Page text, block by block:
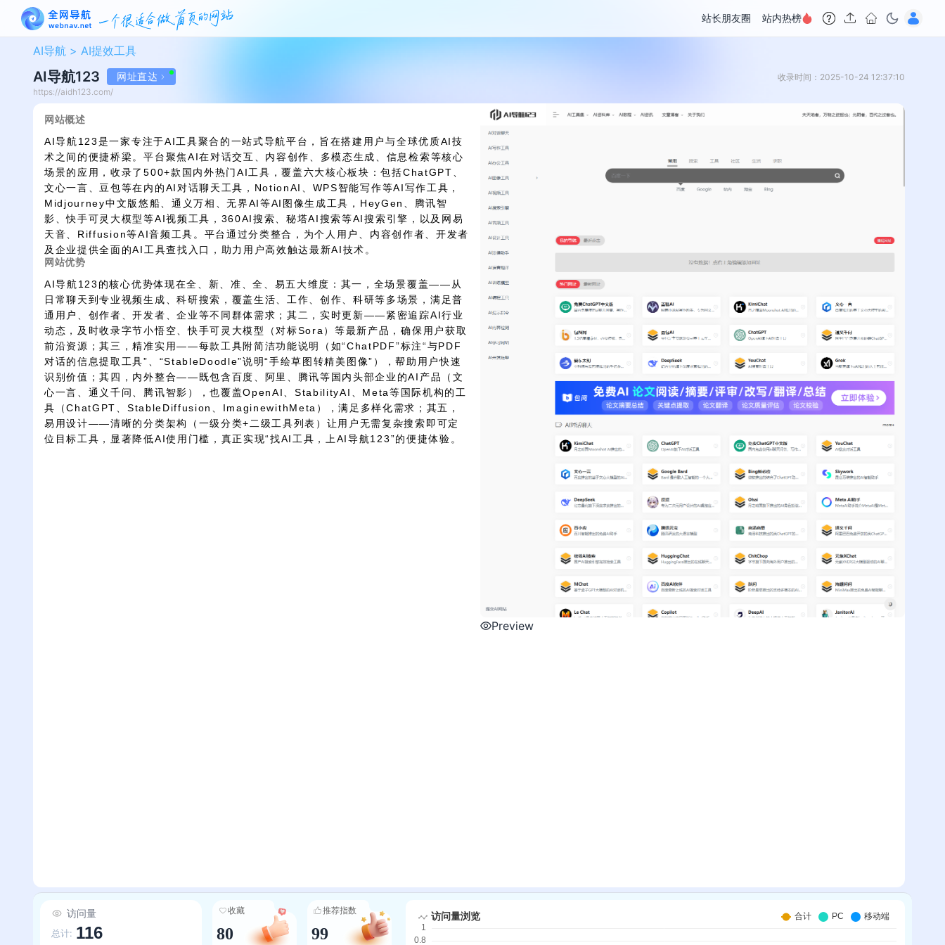
站长朋友圈 站内热榜
AI导航 >AI提效工具
AI导航123 网址直达
收录时间：2025-10-24 12:37:10
https://aidh123.com/
网站概述
AI导航123是一家专注于AI工具聚合的一站式导航平台，旨在搭建用户与全球优质AI技
术之间的便捷桥梁。平台聚焦AI在对话交互、内容创作、多模态生成、信息检索等核心
场景的应用，收录了500+款国内外热门AI工具，覆盖六大核心板块：包括ChatGPT、
文心一言、豆包等在内的AI对话聊天工具，NotionAI、WPS智能写作等AI写作工具，
Midjourney中文版悠船、通义万相、无界AI等AI图像生成工具，HeyGen、腾讯智
影、快手可灵大模型等AI视频工具，360AI搜索、秘塔AI搜索等AI搜索引擎，以及网易
天音、Riffusion等AI音频工具。平台通过分类整合，为个人用户、内容创作者、开发者
及企业提供全面的AI工具查找入口，助力用户高效触达最新AI技术。
网站优势
AI导航123的核心优势体现在全、新、准、全、易五大维度：其一，全场景覆盖——从
日常聊天到专业视频生成、科研搜索，覆盖生活、工作、创作、科研等多场景，满足普
通用户、创作者、开发者、企业等不同群体需求；其二，实时更新——紧密追踪AI行业
动态，及时收录字节小悟空、快手可灵大模型（对标Sora）等最新产品，确保用户获取
前沿资源；其三，精准实用——每款工具附简洁功能说明（如“ChatPDF”标注“与PDF
对话的信息提取工具”、“StableDoodle”说明“手绘草图转精美图像”），帮助用户快速
识别价值；其四，内外整合——既包含百度、阿里、腾讯等国内头部企业的AI产品（文
心一言、通义千问、腾讯智影），也覆盖OpenAI、StabilityAI、Meta等国际机构的工
具（ChatGPT、StableDiffusion、ImaginewithMeta），满足多样化需求；其五，
易用设计——清晰的分类架构（一级分类+二级工具列表）让用户无需复杂搜索即可定
位目标工具，显著降低AI使用门槛，真正实现“找AI工具，上AI导航123”的便捷体验。
Preview
访问量
总计: 116
收藏
80
推荐指数
99